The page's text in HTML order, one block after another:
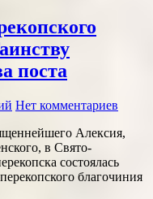
поста
Нет комментариев
Алексия,
в Свято-
состоялась
благочиния